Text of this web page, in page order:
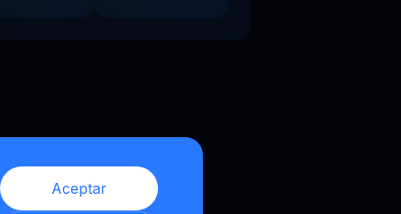
Aceptar